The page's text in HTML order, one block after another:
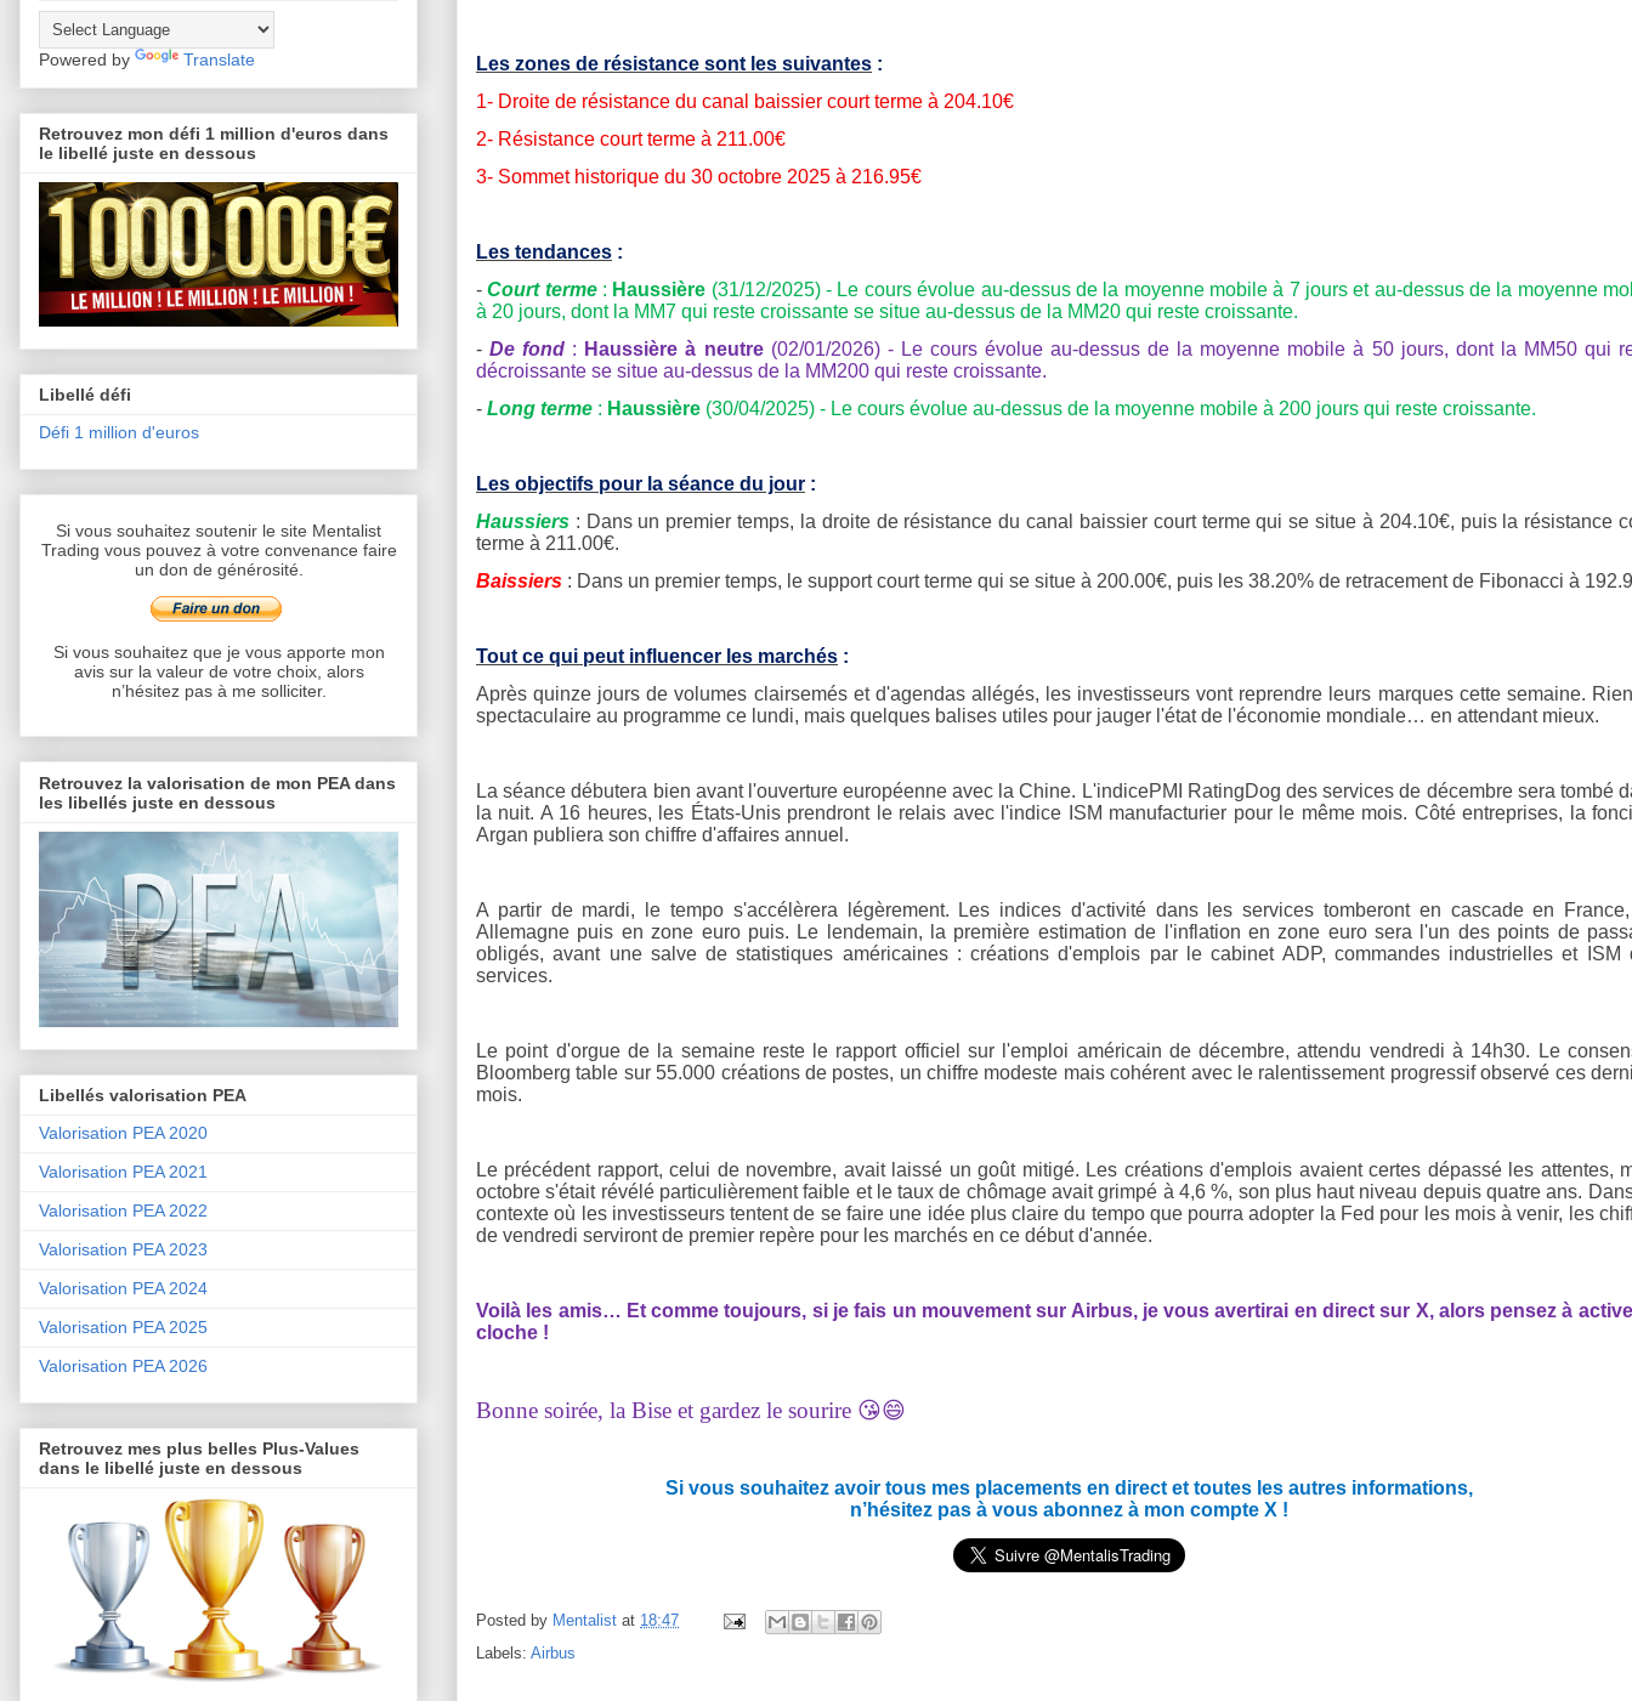
Les zones de résistance sont les suivantes :
1- Droite de résistance du canal baissier court terme à 204.10€
2- Résistance court terme à 211.00€
3- Sommet historique du 30 octobre 2025 à 216.95€
Les tendances :
-Court terme: Haussière (31/12/2025) - Le cours évolue au-dessus de la moyenne mobile à 7 jours et au-dessus de la moyenne
à 20 jours, dont la MM7 qui reste croissante se situe au-dessus de la MM20 qui reste croissante.
-De fond : Haussière à neutre(02/01/2026) - Le cours évolue au-dessus de la moyenne mobile à 50 jours, dont la MM50 qui
décroissante se situe au-dessus de la MM200 qui reste croissante.
- Long terme : Haussière (30/04/2025) - Le cours évolue au-dessus de la moyenne mobile à 200 jours qui reste croissante.
Les objectifs pour la séance du jour :
Haussiers : Dans un premier temps, la droite de résistance du canal baissier court terme qui se situe à 204.10€, puis la résistance
terme à 211.00€.
Baissiers : Dans un premier temps, le support court terme qui se situe à 200.00€, puis les 38.20% de retracement de Fibonacci à
Tout ce qui peut influencer les marchés :
Après quinze jours de volumes clairsemés et d'agendas allégés, les investisseurs vont reprendre leurs marques cette semaine.
spectaculaire au programme ce lundi, mais quelques balises utiles pour jauger l'état de l'économie mondiale… en attendant mieux.
La séance débutera bien avant l'ouverture européenne avec la Chine. L'indicePMI RatingDog des services de décembre sera tombé
la nuit. A 16 heures, les États-Unis prendront le relais avec l'indice ISM manufacturier pour le même mois. Côté entreprises, la
Argan publiera son chiffre d'affaires annuel.
A partir de mardi, le tempo s'accélèrera légèrement. Les indices d'activité dans les services tomberont en cascade en
Allemagne puis en zone euro puis. Le lendemain, la première estimation de l'inflation en zone euro sera l'un des points de
obligés, avant une salve de statistiques américaines : créations d'emplois par le cabinet ADP, commandes industrielles et ISM
services.
Le point d'orgue de la semaine reste le rapport officiel sur l'emploi américain de décembre, attendu vendredi à 14h30. Le
Bloomberg table sur 55.000 créations de postes, un chiffre modeste mais cohérent avec le ralentissement progressif observé ces
mois.
Le précédent rapport, celui de novembre, avait laissé un goût mitigé. Les créations d'emplois avaient certes dépassé les attentes,
octobre s'était révélé particulièrement faible et le taux de chômage avait grimpé à 4,6 %, son plus haut niveau depuis quatre ans.
contexte où les investisseurs tentent de se faire une idée plus claire du tempo que pourra adopter la Fed pour les mois à venir, les
de vendredi serviront de premier repère pour les marchés en ce début d'année.
Voilà les amis… Et comme toujours, si je fais un mouvement sur Airbus, je vous avertirai en direct sur X, alors pensez à
cloche !
Bonne soirée, la Bise et gardez le sourire 😘😄
Si vous souhaitez avoir tous mes placements en direct et toutes les autres informations,
n’hésitez pas à vous abonnez à mon compte X !
Posted by Mentalist at 18:47
Labels: Airbus
Powered by Translate
Retrouvez mon défi 1 million d'euros dans
le libellé juste en dessous
Libellé défi
Défi 1 million d'euros
Si vous souhaitez soutenir le site Mentalist
Trading vous pouvez à votre convenance faire
un don de générosité.
Si vous souhaitez que je vous apporte mon
avis sur la valeur de votre choix, alors
n’hésitez pas à me solliciter.
Retrouvez la valorisation de mon PEA dans
les libellés juste en dessous
Libellés valorisation PEA
Valorisation PEA 2020
Valorisation PEA 2021
Valorisation PEA 2022
Valorisation PEA 2023
Valorisation PEA 2024
Valorisation PEA 2025
Valorisation PEA 2026
Retrouvez mes plus belles Plus-Values
dans le libellé juste en dessous